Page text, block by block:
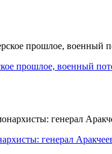
прошлое, военный
генерал